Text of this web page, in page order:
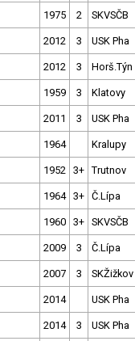
1975 2 SKVSČB
2012 3 USK Pha
2012 3 Horš.Týn
1959 3 Klatovy
2011 3 USK Pha
1964 Kralupy
1952 3+ Trutnov
1964 3+ Č.Lípa
1960 3+ SKVSČB
2009 3 Č.Lípa
2007 3 SKŽižkov
2014 USK Pha
2014 3 USK Pha